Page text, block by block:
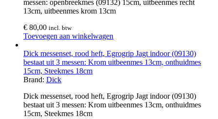
messen: openbreekmes (09132) 15cm, uitbeenmes recht
13cm, uitbeenmes krom 13cm
€ 80,00 incl. btw
Toevoegen aan winkelwagen
Dick messenset, rood heft, Egrogrip Jagt indoor (09130)
bestaat uit 3 messen: Krom uitbeenmes 13cm, onthuidmes
15cm, Steekmes 18cm
Brand: Dick
Dick messenset, rood heft, Egrogrip Jagt indoor (09130)
bestaat uit 3 messen: Krom uitbeenmes 13cm, onthuidmes
15cm, Steekmes 18cm